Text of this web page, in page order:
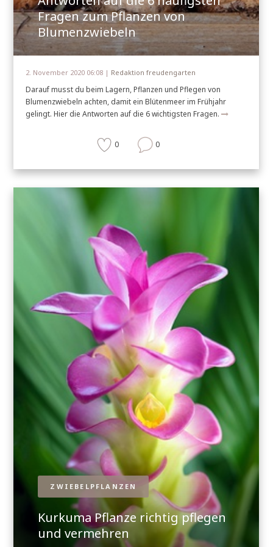
Fragen zum Pflanzen von
Blumenzwiebeln
2. November 2020 06:08 | Redaktion freudengarten
Darauf musst du beim Lagern, Pflanzen und Pflegen von
Blumenzwiebeln achten, damit ein Blütenmeer im Frühjahr
gelingt. Hier die Antworten auf die 6 wichtigsten Fragen.
0 0
ZWIEBELPFLANZEN
Kurkuma Pflanze richtig pflegen
und vermehren